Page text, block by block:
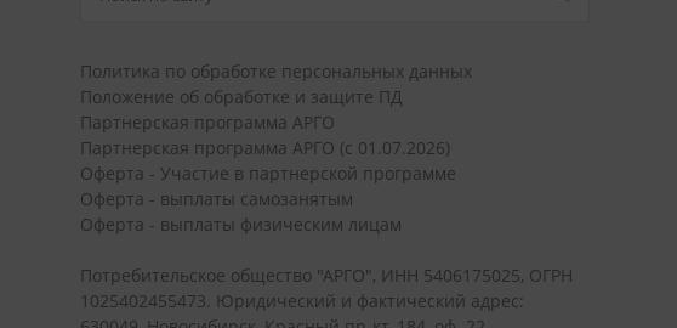
Политика по обработке персональных данных
Положение об обработке и защите ПД
Партнерская программа АРГО
Партнерская программа АРГО (с 01.07.2026)
Оферта - Участие в партнерской программе
Оферта - выплаты самозанятым
Оферта - выплаты физическим лицам
Потребительское общество "АРГО", ИНН 5406175025, ОГРН
1025402455473. Юридический и фактический адрес: